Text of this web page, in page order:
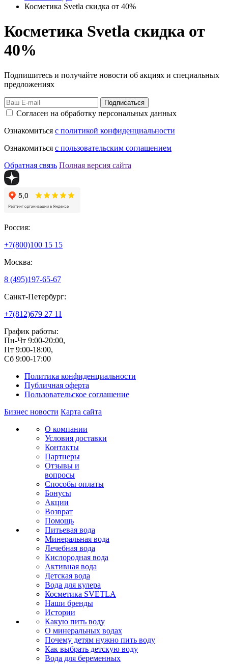
Косметика Svetla скидка от 40%
Косметика Svetla скидка от
40%
Подпишитесь и получайте новости об акциях и специальных
предложениях
Подписаться
Согласен на обработку персональных данных
Ознакомиться с политикой конфиденциальности
Ознакомиться с пользовательским соглашением
Обратная связь Полная версия сайта
Россия:
+7(800)100 15 15
Москва:
8 (495)197-65-67
Санкт-Петербург:
+7(812)679 27 11
График работы:
Пн-Чт 9:00-20:00,
Пт 9:00-18:00,
Сб 9:00-17:00
Политика конфиденциальности
Публичная оферта
Пользовательское соглашение
Бизнес новости Карта сайта
О компании
Условия доставки
Контакты
Партнеры
Отзывы и
вопросы
Способы оплаты
Бонусы
Акции
Возврат
Помощь
Питьевая вода
Минеральная вода
Лечебная вода
Кислородная вода
Активная вода
Детская вода
Вода для кулера
Косметика SVETLA
Наши бренды
Истории
Какую пить воду
О минеральных водах
Почему детям нужно пить воду
Как выбрать детскую воду
Вода для беременных